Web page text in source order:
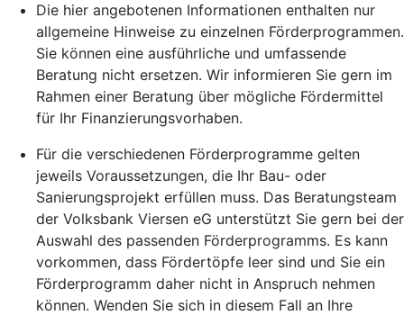
Die hier angebotenen Informationen enthalten nur
allgemeine Hinweise zu einzelnen Förderprogrammen.
Sie können eine ausführliche und umfassende
Beratung nicht ersetzen. Wir informieren Sie gern im
Rahmen einer Beratung über mögliche Fördermittel
für Ihr Finanzierungsvorhaben.
Für die verschiedenen Förderprogramme gelten
jeweils Voraussetzungen, die Ihr Bau- oder
Sanierungsprojekt erfüllen muss. Das Beratungsteam
der Volksbank Viersen eG unterstützt Sie gern bei der
Auswahl des passenden Förderprogramms. Es kann
vorkommen, dass Fördertöpfe leer sind und Sie ein
Förderprogramm daher nicht in Anspruch nehmen
können. Wenden Sie sich in diesem Fall an Ihre